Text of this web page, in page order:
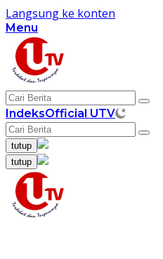
Langsung ke konten
Menu
IndeksOfficial UTV
tutup
tutup